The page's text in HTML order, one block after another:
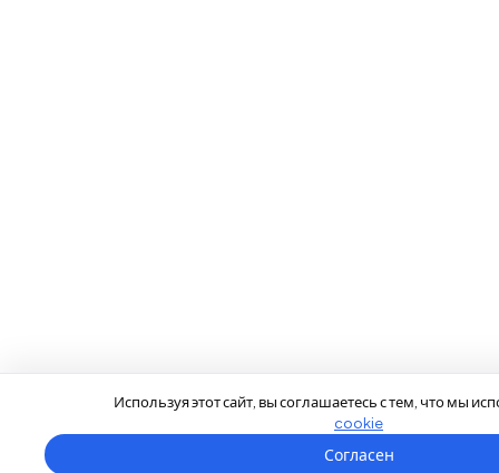
Используя этот сайт, вы соглашаетесь с тем, что мы
cookie
Согласен